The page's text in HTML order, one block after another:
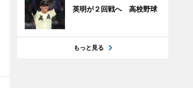
英明が２回戦へ 高校野球
もっと見る